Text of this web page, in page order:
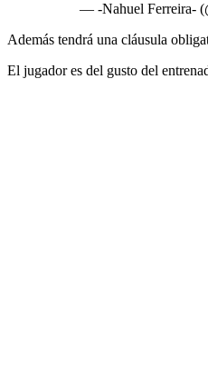
— -Nahuel Ferreira-
Además tendrá una cláusula
El jugador es del gusto del